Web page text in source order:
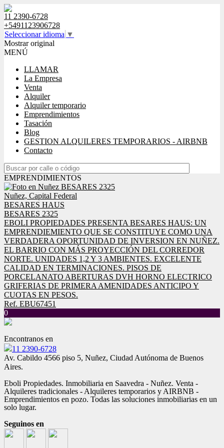
11 2390-6728
+5491123906728
Seleccionar idioma ▼
Mostrar original
MENÚ
LLAMAR
La Empresa
Venta
Alquiler
Alquiler temporario
Emprendimientos
Tasación
Blog
GESTION ALQUILERES TEMPORARIOS - AIRBNB
Contacto
EMPRENDIMIENTOS
Nuñez, Capital Federal
BESARES HAUS
BESARES 2325
EBOLI PROPIEDADES PRESENTA BESARES HAUS: UN
EMPRENDIEMIENTO QUE SE CONSTITUYE COMO UNA
VERDADERA OPORTUNIDAD DE INVERSION EN NUÑEZ.
EL BARRIO CON MÁS PROYECCIÓN DEL CORREDOR
NORTE. UNIDADES 1,2 Y 3 AMBIENTES. EXCELENTE
CALIDAD EN TERMINACIONES. PISOS DE
PORCELANATO ABERTURAS DVH HORNO ELECTRICO
GRIFERIAS DE PRIMERA AMENIDADES ANTICIPO Y
CUOTAS EN PESOS.
Ref. EBU67451
0
Encontranos en
11 2390-6728
Av. Cabildo 4566 piso 5, Nuñez, Ciudad Autónoma de Buenos
Aires.
Eboli Propiedades. Inmobiliaria en Saavedra - Nuñez. Venta -
Alquileres tradicionales - Alquileres temporarios y AIRBNB -
Emprendimientos en pozo. Todas las soluciones inmobiliarias en un
solo lugar.
Seguinos en